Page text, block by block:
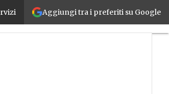
Aggiungi tra i preferiti su Google
e i giovani del mezzogiorno